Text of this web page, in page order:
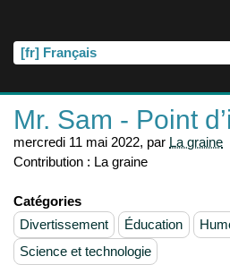
Mr. Sam - Point
mercredi 11 mai 2022, par La graine
Contribution : La graine
Catégories
Divertissement
Éducation
Science et technologie